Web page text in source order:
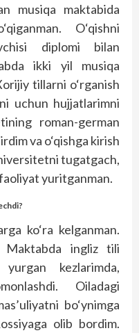
musiqa maktabida
O‘qishni
diplomi bilan
ikki yil musiqa
tillarni o‘rganish
uchun hujjatlarimni
roman-german
va o‘qishga kirish
tugatgach,
yuritganman.
ko‘ra kelganman.
Maktabda ingliz tili
kezlarimda,
Oiladagi
bo‘ynimga
olib bordim.